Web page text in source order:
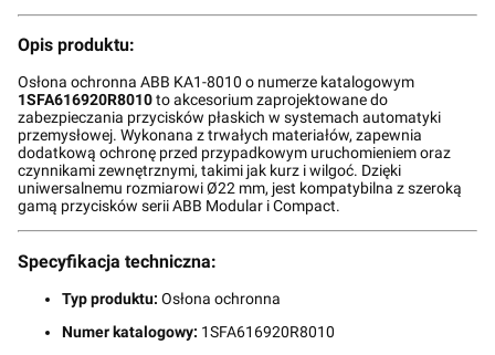
Opis produktu:
Osłona ochronna ABB KA1-8010 o numerze katalogowym
1SFA616920R8010to akcesorium zaprojektowane do
zabezpieczania przycisków płaskich w systemach automatyki
przemysłowej. Wykonana z trwałych materiałów, zapewnia
dodatkową ochronę przed przypadkowym uruchomieniem oraz
czynnikami zewnętrznymi, takimi jak kurz i wilgoć. Dzięki
uniwersalnemu rozmiarowi Ø22 mm, jest kompatybilna z szeroką
gamą przycisków serii ABB Modular i Compact.
Specyfikacja techniczna:
Typ produktu: Osłona ochronna
Numer katalogowy: 1SFA616920R8010